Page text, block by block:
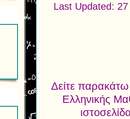
Last Updated:
Δείτε
Ελληνικής